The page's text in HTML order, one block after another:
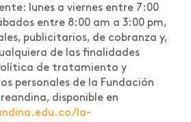
lunes a viernes entre 7:00
entre 8:00 am a 3:00 pm,
publicitarios, de cobranza y,
de las finalidades
de tratamiento y
personales de la Fundación
disponible en
la-